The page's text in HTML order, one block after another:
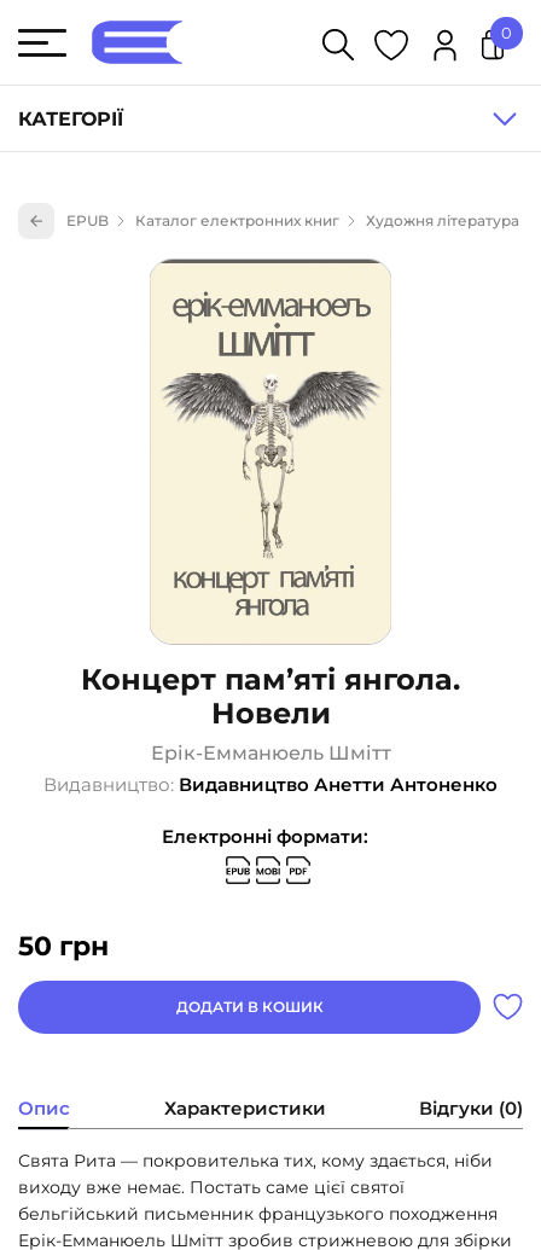
КАТЕГОРІЇ
Книги для дітей (835)
Книги для підлітків (240)
Науково-популярна література (1015)
Навчальна література та посібники (527)
Енциклопедії, довідники, словники (55)
Подарункові сертифікати (1)
0
EPUB Каталог електронних книг Художня література
Концерт пам’яті янгола.
Новели
Ерік-Емманюель Шмітт
Видавництво: Видавництво Анетти Антоненко
Електронні формати:
50 грн
ДОДАТИ В КОШИК
Опис Характеристики Відгуки (0)
Свята Рита — покровителька тих, кому здається, ніби
виходу вже немає. Постать саме цієї святої
бельгійський письменник французького походження
Ерік-Емманюель Шмітт зробив стрижневою для збірки